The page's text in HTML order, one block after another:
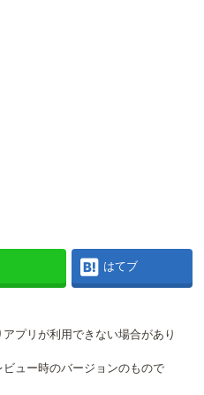
はてブ
プリが利用できない場合があり
ュー時のバージョンのもので